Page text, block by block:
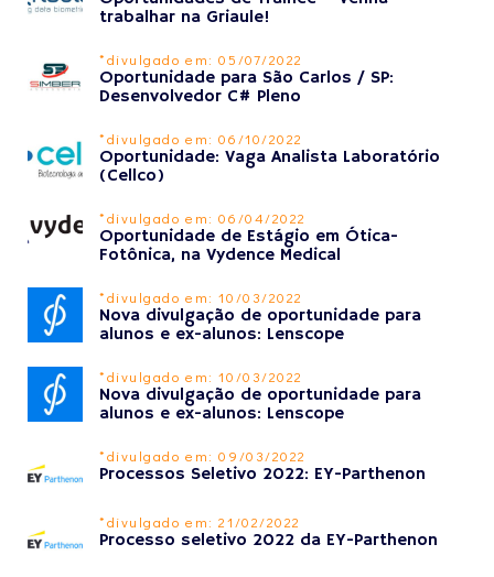
trabalhar na Griaule!
*divulgado em: 05/07/2022
Oportunidade para São Carlos / SP:
Desenvolvedor C# Pleno
*divulgado em: 06/10/2022
Oportunidade: Vaga Analista Laboratório
(Cellco)
*divulgado em: 06/04/2022
Oportunidade de Estágio em Ótica-
Fotônica, na Vydence Medical
*divulgado em: 10/03/2022
Nova divulgação de oportunidade para
alunos e ex-alunos: Lenscope
*divulgado em: 10/03/2022
Nova divulgação de oportunidade para
alunos e ex-alunos: Lenscope
*divulgado em: 09/03/2022
Processos Seletivo 2022: EY-Parthenon
*divulgado em: 21/02/2022
Processo seletivo 2022 da EY-Parthenon